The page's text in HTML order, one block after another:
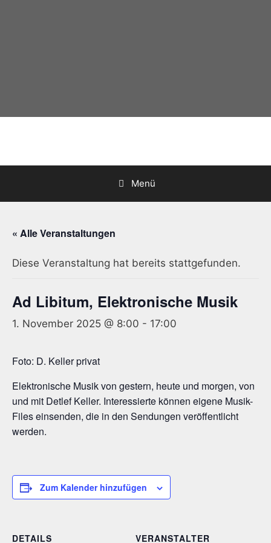
Menü
« Alle Veranstaltungen
Diese Veranstaltung hat bereits stattgefunden.
Ad Libitum, Elektronische Musik
1. November 2025 @ 8:00 - 17:00
Foto: D. Keller privat
Elektronische Musik von gestern, heute und morgen, von
und mit Detlef Keller. Interessierte können eigene Musik-
Files einsenden, die in den Sendungen veröffentlicht
werden.
Zum Kalender hinzufügen
DETAILS VERANSTALTER